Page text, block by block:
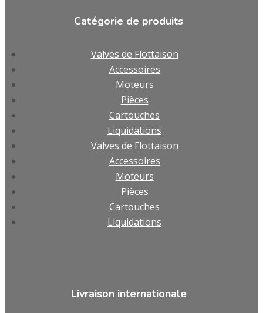
Catégorie de produits
Valves de Flottaison
Accessoires
Moteurs
Pièces
Cartouches
Liquidations
Valves de Flottaison
Accessoires
Moteurs
Pièces
Cartouches
Liquidations
Livraison internationale